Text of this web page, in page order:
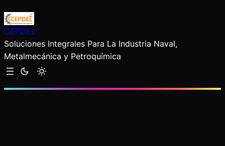
Saltar
al
contenido
CEPDEL
Soluciones Integrales Para La Industria Naval,
Metalmecánica y Petroquímica